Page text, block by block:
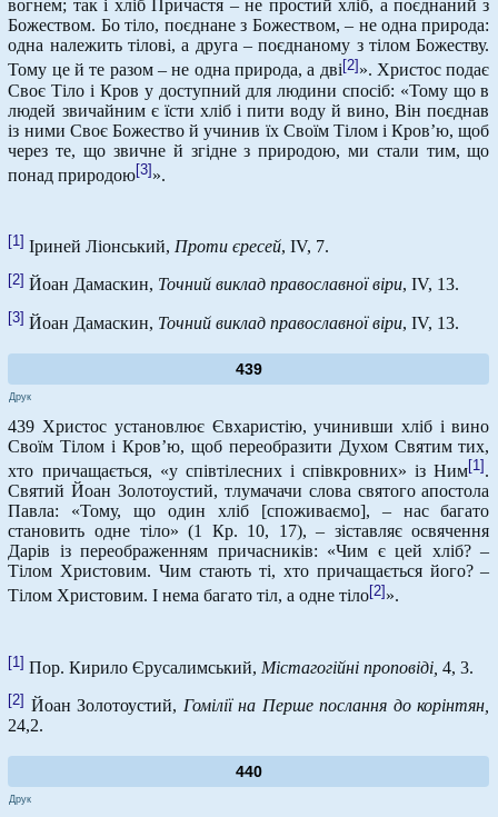
вогнем; так і хліб Причастя – не простий хліб, а поєднаний з
Божеством. Бо тіло, поєднане з Божеством, – не одна природа:
одна належить тілові, а друга – поєднаному з тілом Божеству.
Тому це й те разом – не одна природа, а дві[2]». Христос подає
Своє Тіло і Кров у доступний для людини спосіб: «Тому що в
людей звичайним є їсти хліб і пити воду й вино, Він поєднав
із ними Своє Божество й учинив їх Своїм Тілом і Кров’ю, щоб
через те, що звичне й згідне з природою, ми стали тим, що
понад природою[3]».
[1] Іриней Ліонський, Проти єресей, IV, 7.
[2] Йоан Дамаскин, Точний виклад православної віри, IV, 13.
[3] Йоан Дамаскин, Точний виклад православної віри, IV, 13.
439
Друк
439 Христос установлює Євхаристію, учинивши хліб і вино
Своїм Тілом і Кров’ю, щоб переобразити Духом Святим тих,
хто причащається, «у співтілесних і співкровних» із Ним[1] .
Святий Йоан Золотоустий, тлумачачи слова святого апостола
Павла: «Тому, що один хліб [споживаємо], – нас багато
становить одне тіло» (1 Кр. 10, 17), – зіставляє освячення
Дарів із переображенням причасників: «Чим є цей хліб? –
Тілом Христовим. Чим стають ті, хто причащається його? –
Тілом Христовим. І нема багато тіл, а одне тіло[2]».
[1] Пор. Кирило Єрусалимський, Містагогійні проповіді,4, 3.
[2] Йоан Золотоустий, Гомілії на Перше послання до корінтян,
24,2.
440
Друк